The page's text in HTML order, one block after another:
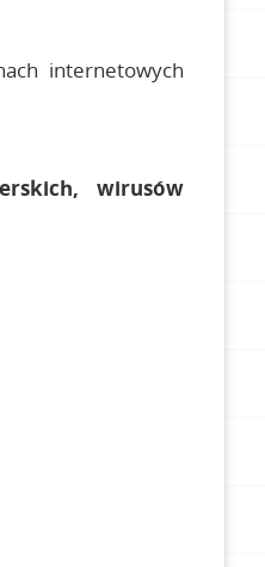
internetowych
wirusów